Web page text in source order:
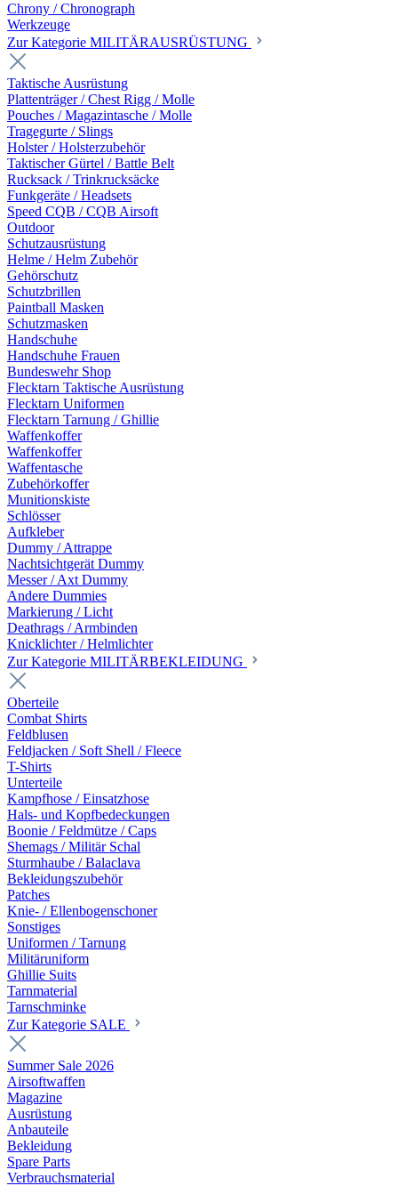
Chrony / Chronograph
Werkzeuge
Zur Kategorie MILITÄRAUSRÜSTUNG
Taktische Ausrüstung
Plattenträger / Chest Rigg / Molle
Pouches / Magazintasche / Molle
Tragegurte / Slings
Holster / Holsterzubehör
Taktischer Gürtel / Battle Belt
Rucksack / Trinkrucksäcke
Funkgeräte / Headsets
Speed CQB / CQB Airsoft
Outdoor
Schutzausrüstung
Helme / Helm Zubehör
Gehörschutz
Schutzbrillen
Paintball Masken
Schutzmasken
Handschuhe
Handschuhe Frauen
Bundeswehr Shop
Flecktarn Taktische Ausrüstung
Flecktarn Uniformen
Flecktarn Tarnung / Ghillie
Waffenkoffer
Waffenkoffer
Waffentasche
Zubehörkoffer
Munitionskiste
Schlösser
Aufkleber
Dummy / Attrappe
Nachtsichtgerät Dummy
Messer / Axt Dummy
Andere Dummies
Markierung / Licht
Deathrags / Armbinden
Knicklichter / Helmlichter
Zur Kategorie MILITÄRBEKLEIDUNG
Oberteile
Combat Shirts
Feldblusen
Feldjacken / Soft Shell / Fleece
T-Shirts
Unterteile
Kampfhose / Einsatzhose
Hals- und Kopfbedeckungen
Boonie / Feldmütze / Caps
Shemags / Militär Schal
Sturmhaube / Balaclava
Bekleidungszubehör
Patches
Knie- / Ellenbogenschoner
Sonstiges
Uniformen / Tarnung
Militäruniform
Ghillie Suits
Tarnmaterial
Tarnschminke
Zur Kategorie SALE
Summer Sale 2026
Airsoftwaffen
Magazine
Ausrüstung
Anbauteile
Bekleidung
Spare Parts
Verbrauchsmaterial